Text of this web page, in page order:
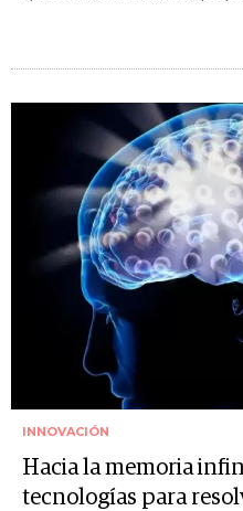
INNOVACIÓN
Hacia la memoria
tecnologías para